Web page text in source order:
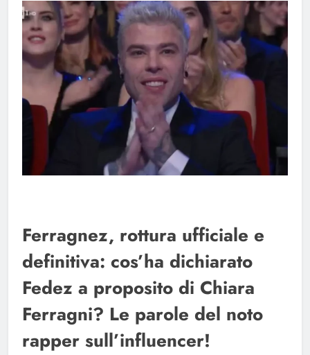
Ferragnez, rottura ufficiale e
definitiva: cos’ha dichiarato
Fedez a proposito di Chiara
Ferragni? Le parole del noto
rapper sull’influencer!